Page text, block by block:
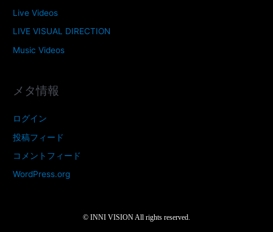
Live Videos
LIVE VISUAL DIRECTION
Music Videos
メタ情報
ログイン
投稿フィード
コメントフィード
WordPress.org
©︎ INNI VISION All rights reserved.